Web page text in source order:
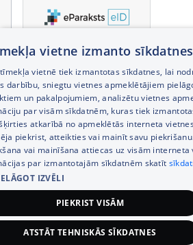
vietne izmanto sīkdatnes
vietnē tiek izmantotas sīkdatnes, lai
darbību, sniegtu vietnes apmeklētājiem
un pakalpojumiem, analizētu vietnes
par visām sīkdatnēm, kuras tiek
atkarībā no apmeklētās interneta
piekrist, atteikties vai mainīt savu
vai mainīšana attiecas uz visām interneta
par izmantotajām sīkdatnēm skatīt
IZVĒLI
PIEKRIST VISĀM
ATSTĀT TEHNISKĀS SĪKDATNES